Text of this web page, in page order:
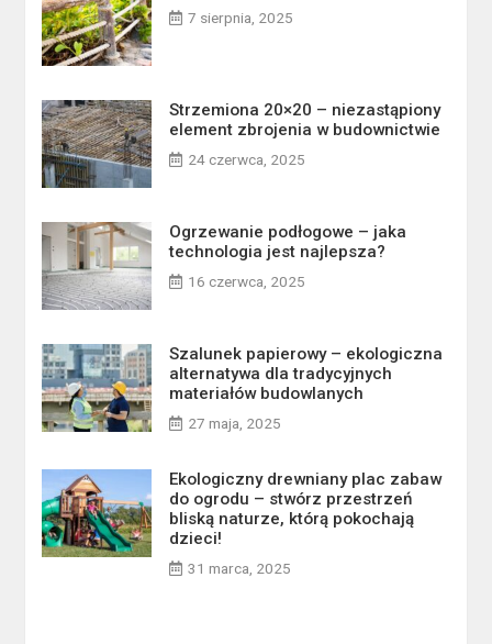
7 sierpnia, 2025
Strzemiona 20×20 – niezastąpiony
element zbrojenia w budownictwie
24 czerwca, 2025
Ogrzewanie podłogowe – jaka
technologia jest najlepsza?
16 czerwca, 2025
Szalunek papierowy – ekologiczna
alternatywa dla tradycyjnych
materiałów budowlanych
27 maja, 2025
Ekologiczny drewniany plac zabaw
do ogrodu – stwórz przestrzeń
bliską naturze, którą pokochają
dzieci!
31 marca, 2025